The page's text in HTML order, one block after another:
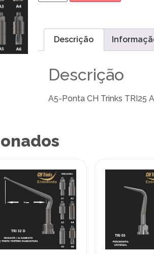
Descrição
Descrição
A5-Ponta CH Trinks TRI25